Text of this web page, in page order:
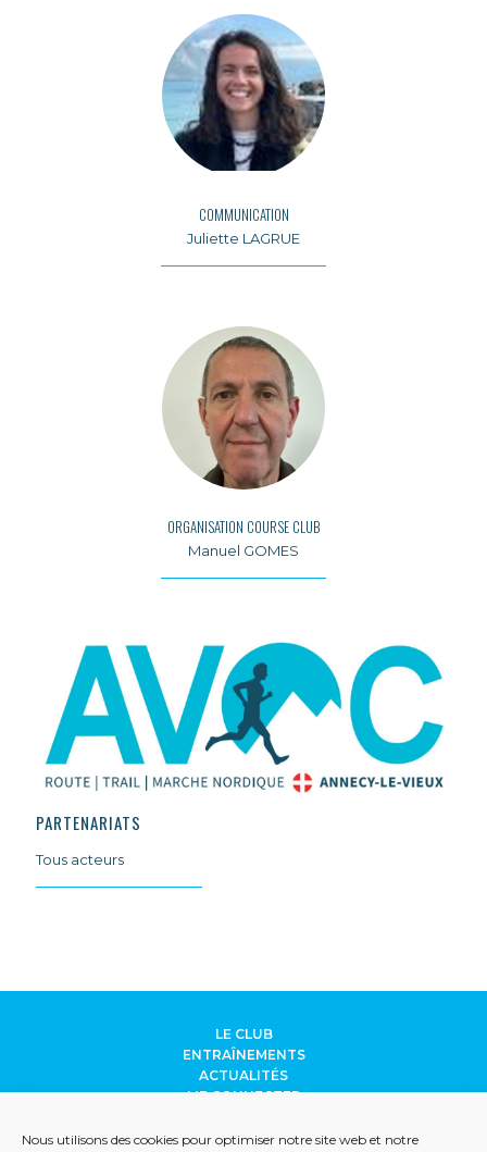
Nous utilisons des cookies pour optimiser notre site web et notre
COMMUNICATION
Juliette LAGRUE
ORGANISATION COURSE CLUB
Manuel GOMES
PARTENARIATS
Tous acteurs
LE CLUB
ENTRAÎNEMENTS
ACTUALITÉS
ME CONNECTER
ANCILEVIENNE